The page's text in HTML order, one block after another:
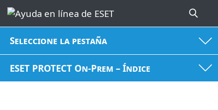
Seleccione la pestaña
ESET PROTECT On-Prem – Índice